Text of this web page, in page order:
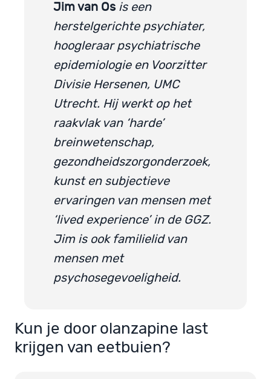
Jim van Os is een
herstelgerichte psychiater,
hoogleraar psychiatrische
epidemiologie en Voorzitter
Divisie Hersenen, UMC
Utrecht. Hij werkt op het
raakvlak van ‘harde’
breinwetenschap,
gezondheidszorgonderzoek,
kunst en subjectieve
ervaringen van mensen met
‘lived experience’ in de GGZ.
Jim is ook familielid van
mensen met
psychosegevoeligheid.
Kun je door olanzapine last
krijgen van eetbuien?